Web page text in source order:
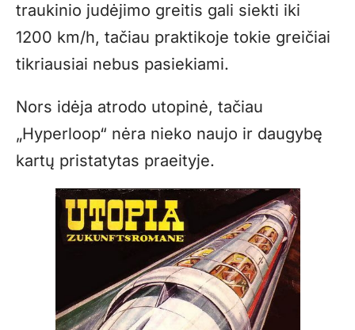
traukinio judėjimo greitis gali siekti iki
1200 km/h, tačiau praktikoje tokie greičiai
tikriausiai nebus pasiekiami.
Nors idėja atrodo utopinė, tačiau
„Hyperloop“ nėra nieko naujo ir daugybę
kartų pristatytas praeityje.